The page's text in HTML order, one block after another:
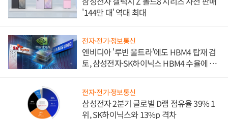
'144만 대' 역대 최대
전자·전기·정보통신
엔비디아 '루빈 울트라'에도 HBM4 탑재 검
토, 삼성전자·SK하이닉스 HBM4 수율에 주
전자·전기·정보통신
삼성전자 2분기 글로벌 D램 점유율 39% 1
위, SK하이닉스와 13%p 격차